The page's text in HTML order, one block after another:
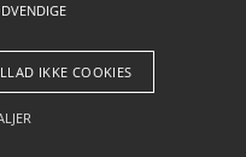
Betingelser
IKKE COOKIES